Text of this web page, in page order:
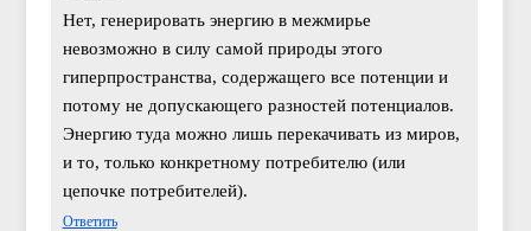
Нет, генерировать энергию в межмирье
невозможно в силу самой природы этого
гиперпространства, содержащего все потенции и
потому не допускающего разностей потенциалов.
Энергию туда можно лишь перекачивать из миров,
и то, только конкретному потребителю (или
цепочке потребителей).
Ответить